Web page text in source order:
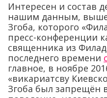
Интересен и состав
нашим данным,
Згоба, которого
пресс-конференции
священника из
последнего времени
главное, в ноябре
«викариатсву
Згоба был запрещён